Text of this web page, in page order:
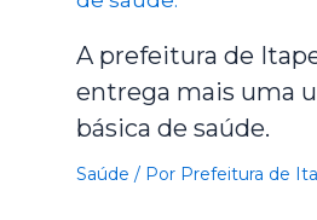
A prefeitura de
entrega mais uma
básica de saúde.
Saúde / Por Prefeitura de